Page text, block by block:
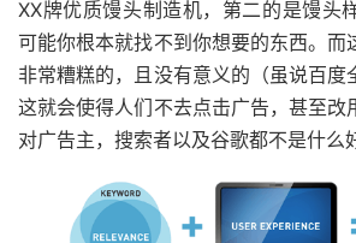
XX牌优质馒头制造机，第二的是馒头
可能你根本就找不到你想要的东西。而
非常糟糕的，且没有意义的（虽说百度
这就会使得人们不去点击广告，甚至改
对广告主，搜索者以及谷歌都不是什么